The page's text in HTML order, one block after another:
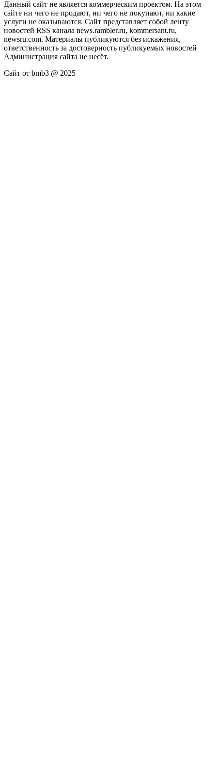
Данный сайт не является коммерческим проектом. На этом
сайте ни чего не продают, ни чего не покупают, ни какие
услуги не оказываются. Сайт представляет собой ленту
новостей RSS канала news.rambler.ru, kommersant.ru,
newsru.com. Материалы публикуются без искажения,
ответственность за достоверность публикуемых новостей
Администрация сайта не несёт.
Сайт от bmb3 @ 2025